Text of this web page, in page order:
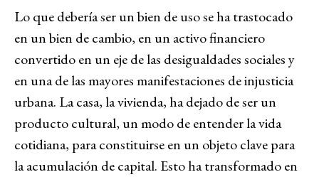
Lo que debería ser un bien de uso se ha trastocado
en un bien de cambio, en un activo financiero
convertido en un eje de las desigualdades sociales y
en una de las mayores manifestaciones de injusticia
urbana. La casa, la vivienda, ha dejado de ser un
producto cultural, un modo de entender la vida
cotidiana, para constituirse en un objeto clave para
la acumulación de capital. Esto ha transformado en